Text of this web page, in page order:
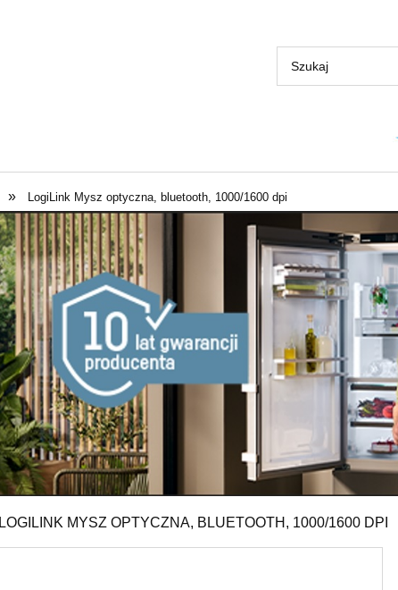
» LogiLink Mysz optyczna, bluetooth, 1000/1600 dpi
LOGILINK MYSZ OPTYCZNA, BLUETOOTH, 1000/1600 DPI